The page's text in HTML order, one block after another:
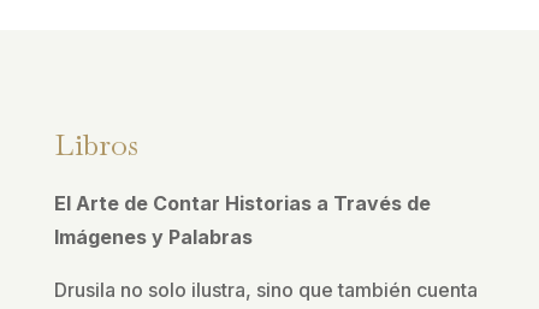
Libros
El Arte de Contar Historias a Través de
Imágenes y Palabras
Drusila no solo ilustra, sino que también cuenta